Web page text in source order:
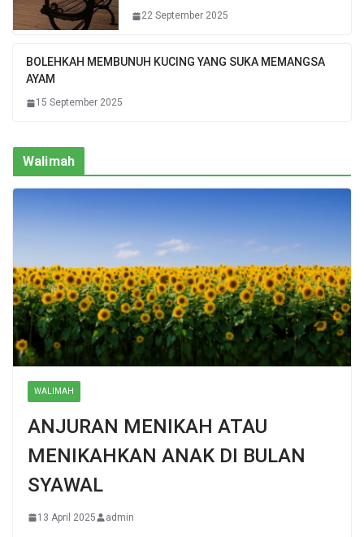
22 September 2025
BOLEHKAH MEMBUNUH KUCING YANG SUKA MEMANGSA
AYAM
15 September 2025
Walimah
WALIMAH
ANJURAN MENIKAH ATAU
MENIKAHKAN ANAK DI BULAN
SYAWAL
13 April 2025 admin